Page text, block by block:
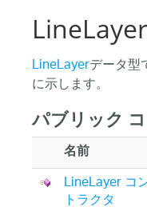
LineLayerデータ型
に示します。
パブリック
名前
LineLayer コ
トラクタ